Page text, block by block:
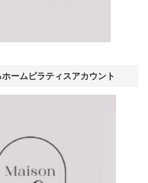
ームピラティスアカウント